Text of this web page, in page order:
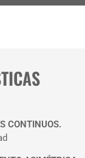
CONTINUOS.